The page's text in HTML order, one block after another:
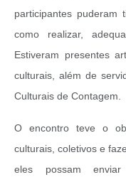
participantes
como realizar,
Estiveram presentes
culturais, além de
Culturais de Contagem.
O encontro teve o
culturais, coletivos e
eles possam